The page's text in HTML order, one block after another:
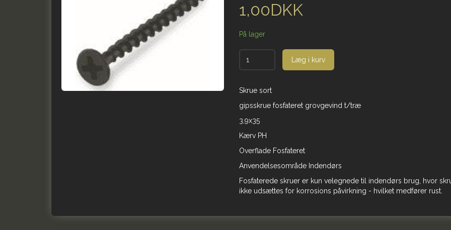
1,00DKK
På lager
Læg i kurv
Skrue sort
gipsskrue fosfateret grovgevind t/træ
3,9x35
Kærv PH
Overflade Fosfateret
Anvendelsesområde Indendørs
Fosfaterede skruer er kun velegnede til indendørs brug, hvor
ikke udsættes for korrosions påvirkning - hvilket medfører rust.